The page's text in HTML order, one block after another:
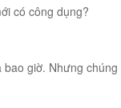
có công dụng?
giờ. Nhưng